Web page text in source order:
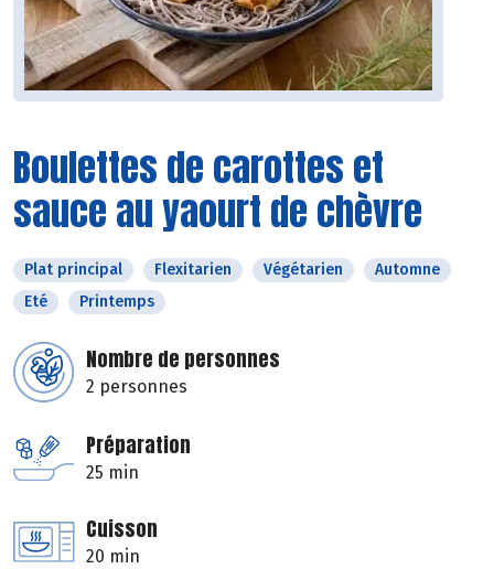
Boulettes de carottes et
sauce au yaourt de chèvre
Plat principal Flexitarien Végétarien
Automne
Eté
Printemps
Nombre de personnes
2 personnes
Préparation
25 min
Cuisson
20 min